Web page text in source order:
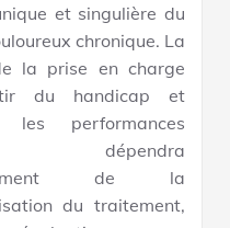
et singulière du
chronique. La
la prise en charge
du handicap et
les performances
dépendra
de la
du traitement,